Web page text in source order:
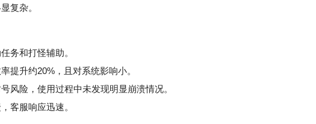
复杂。
务和打怪辅助。
升约20%，且对系统影响小。
险，使用过程中未发现明显崩溃情况。
客服响应迅速。